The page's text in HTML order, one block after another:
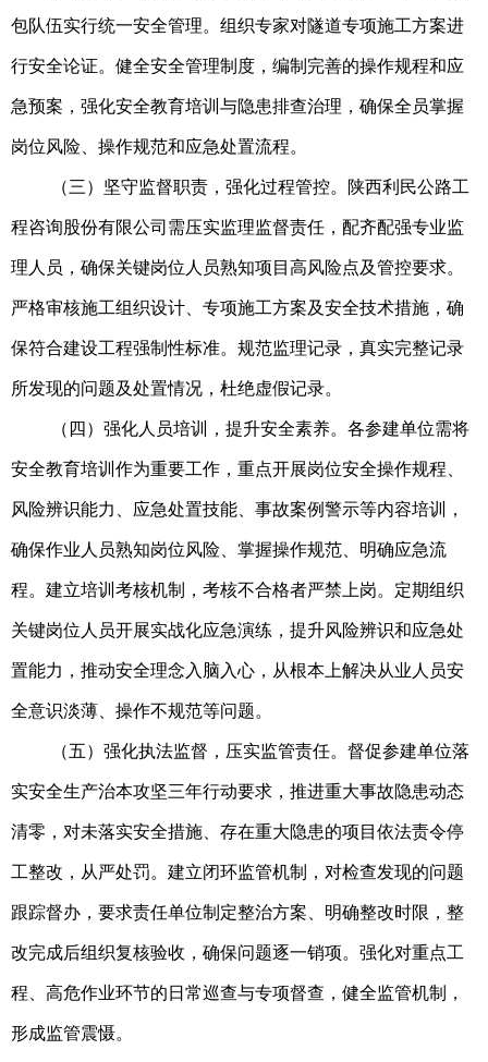
包队伍实行统一安全管理。组织专家对隧道专项施工方案进
行安全论证。健全安全管理制度，编制完善的操作规程和应
急预案，强化安全教育培训与隐患排查治理，确保全员掌握
岗位风险、操作规范和应急处置流程。
（三）坚守监督职责，强化过程管控。陕西利民公路工
程咨询股份有限公司需压实监理监督责任，配齐配强专业监
理人员，确保关键岗位人员熟知项目高风险点及管控要求。
严格审核施工组织设计、专项施工方案及安全技术措施，确
保符合建设工程强制性标准。规范监理记录，真实完整记录
所发现的问题及处置情况，杜绝虚假记录。
（四）强化人员培训，提升安全素养。各参建单位需将
安全教育培训作为重要工作，重点开展岗位安全操作规程、
风险辨识能力、应急处置技能、事故案例警示等内容培训，
确保作业人员熟知岗位风险、掌握操作规范、明确应急流
程。建立培训考核机制，考核不合格者严禁上岗。定期组织
关键岗位人员开展实战化应急演练，提升风险辨识和应急处
置能力，推动安全理念入脑入心，从根本上解决从业人员安
全意识淡薄、操作不规范等问题。
（五）强化执法监督，压实监管责任。督促参建单位落
实安全生产治本攻坚三年行动要求，推进重大事故隐患动态
清零，对未落实安全措施、存在重大隐患的项目依法责令停
工整改，从严处罚。建立闭环监管机制，对检查发现的问题
跟踪督办，要求责任单位制定整治方案、明确整改时限，整
改完成后组织复核验收，确保问题逐一销项。强化对重点工
程、高危作业环节的日常巡查与专项督查，健全监管机制，
形成监管震慑。